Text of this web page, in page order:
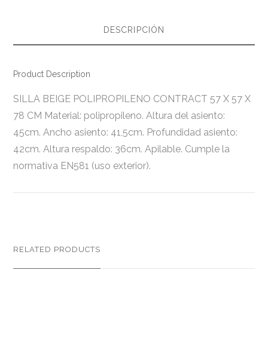
DESCRIPCIÓN
Product Description
SILLA BEIGE POLIPROPILENO CONTRACT 57 X 57 X
78 CM Material: polipropileno. Altura del asiento:
45cm. Ancho asiento: 41,5cm. Profundidad asiento:
42cm. Altura respaldo: 36cm. Apilable. Cumple la
normativa EN581 (uso exterior).
RELATED PRODUCTS